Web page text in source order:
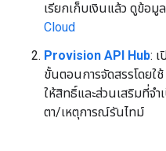
เรียกเก็บเงินแล้ว ดูข้อมู
Cloud
Provision API Hub: เ
ขั้นตอนการจัดสรรโดยใ
ให้สิทธิ์และส่วนเสริมที่จ
ตา/เหตุการณ์รันไทม์